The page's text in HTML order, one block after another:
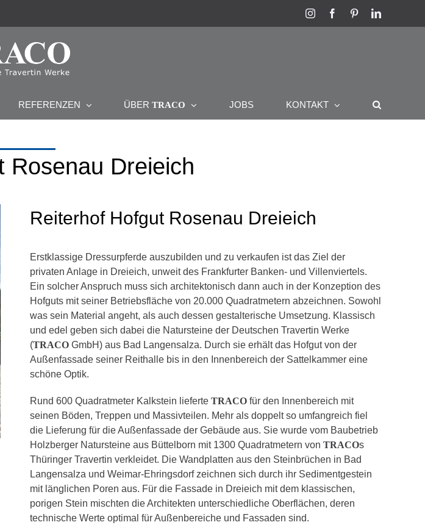
InstagramFacebookPinterestLinkedIn
REFERENZEN ÜBERTRACO JOBS KONTAKT
Rosenau Dreieich
Reiterhof Hofgut Rosenau Dreieich
Erstklassige Dressurpferde auszubilden und zu verkaufen ist das Ziel der
privaten Anlage in Dreieich, unweit des Frankfurter Banken- und Villenviertels.
Ein solcher Anspruch muss sich architektonisch dann auch in der Konzeption des
Hofguts mit seiner Betriebsfläche von 20.000 Quadratmetern abzeichnen. Sowohl
was sein Material angeht, als auch dessen gestalterische Umsetzung. Klassisch
und edel geben sich dabei die Natursteine der Deutschen Travertin Werke
(TRACO GmbH) aus Bad Langensalza. Durch sie erhält das Hofgut von der
Außenfassade seiner Reithalle bis in den Innenbereich der Sattelkammer eine
schöne Optik.
Rund 600 Quadratmeter Kalkstein lieferte TRACO für den Innenbereich mit
seinen Böden, Treppen und Massivteilen. Mehr als doppelt so umfangreich fiel
die Lieferung für die Außenfassade der Gebäude aus. Sie wurde vom Baubetrieb
Holzberger Natursteine aus Büttelborn mit 1300 Quadratmetern von TRACOs
Thüringer Travertin verkleidet. Die Wandplatten aus den Steinbrüchen in Bad
Langensalza und Weimar-Ehringsdorf zeichnen sich durch ihr Sedimentgestein
mit länglichen Poren aus. Für die Fassade in Dreieich mit dem klassischen,
porigen Stein mischten die Architekten unterschiedliche Oberflächen, deren
technische Werte optimal für Außenbereiche und Fassaden sind.